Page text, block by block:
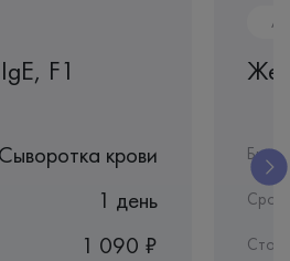
F1
Сыворотка крови
1 день
1 090 ₽
Срок